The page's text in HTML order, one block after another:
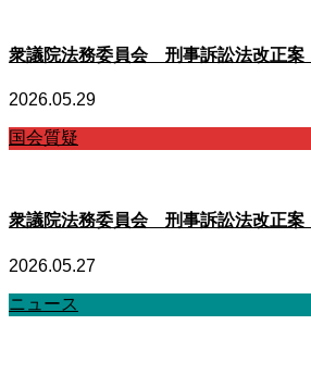
衆議院法務委員会 刑事訴訟法改正案
2026.05.29
国会質疑
衆議院法務委員会 刑事訴訟法改正案
2026.05.27
ニュース